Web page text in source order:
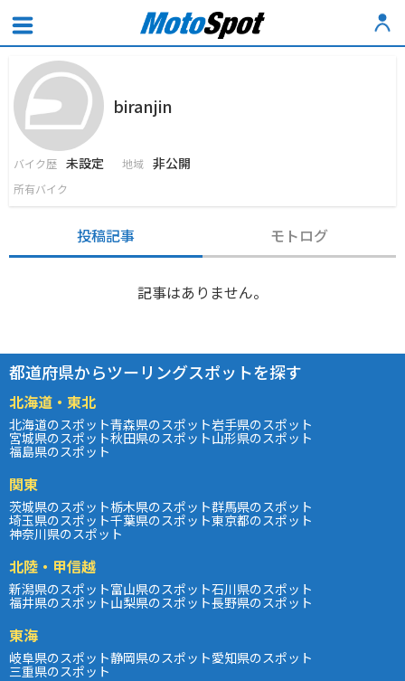
biranjin
バイク歴 未設定 地域 非公開
所有バイク
投稿記事 モトログ
記事はありません。
都道府県からツーリングスポットを探す
北海道・東北
北海道のスポット青森県のスポット岩手県のスポット
宮城県のスポット秋田県のスポット山形県のスポット
福島県のスポット
関東
茨城県のスポット栃木県のスポット群馬県のスポット
埼玉県のスポット千葉県のスポット東京都のスポット
神奈川県のスポット
北陸・甲信越
新潟県のスポット富山県のスポット石川県のスポット
福井県のスポット山梨県のスポット長野県のスポット
東海
岐阜県のスポット静岡県のスポット愛知県のスポット
三重県のスポット